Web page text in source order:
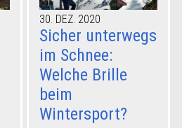
30. DEZ. 2020
Sicher unterwegs
im Schnee:
Welche Brille
beim
Wintersport?